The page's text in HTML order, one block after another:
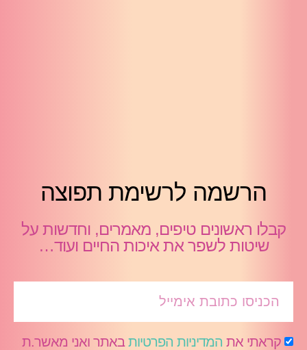
הרשמה לרשימת תפוצה
קבלו ראשונים טיפים, מאמרים, וחדשות על
שיטות לשפר את איכות החיים ועוד…
קראתי את המדיניות הפרטיותבאתר ואני מאשר.ת